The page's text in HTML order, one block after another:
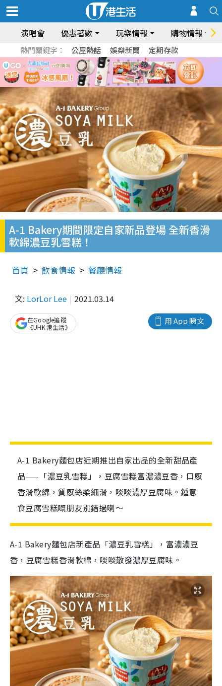
演唱會 優惠著數 玩樂情報 購物情報
熱門關鍵字： 公屋熱話 娛樂新聞 定期存款
A-1 Bakery期間限定自家新品登場 全新香滑
軟綿濃豆乳雪糕！
首頁 飲食情報 餐廳情報
文: LorLor Lee 2021.03.14
用 App 睇文
在Google追蹤
《UHK 港生活》
A-1 Bakery麵包店近期推出自家出品的全新甜品產
品——「濃豆乳雪糕」，豆腐雪糕富濃濃豆香，口感
香滑軟綿，質感絲柔細滑，啖啖濃厚豆腐味。鍾意
食豆腐雪糕嘅朋友別錯過喇～
A-1 Bakery麵包店新產品「濃豆乳雪糕」，富濃濃豆
香，豆腐雪糕香滑軟綿，啖啖散發濃厚豆腐味。